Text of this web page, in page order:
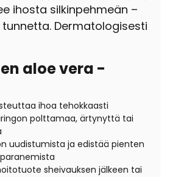
ihosta silkinpehmeän –
Dermatologisesti
aloe vera -
ihoa tehokkaasti
polttamaa, ärtynyttä tai
uudistumista ja edistää pienten
sheivauksen jälkeen tai